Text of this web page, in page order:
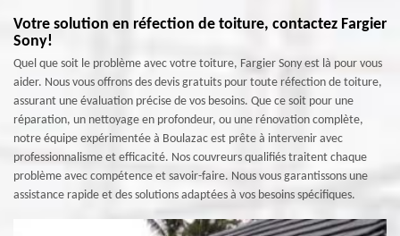
Votre solution en réfection de toiture, contactez Fargier
Sony!
Quel que soit le problème avec votre toiture, Fargier Sony est là pour vous
aider. Nous vous offrons des devis gratuits pour toute réfection de toiture,
assurant une évaluation précise de vos besoins. Que ce soit pour une
réparation, un nettoyage en profondeur, ou une rénovation complète,
notre équipe expérimentée à Boulazac est prête à intervenir avec
professionnalisme et efficacité. Nos couvreurs qualifiés traitent chaque
problème avec compétence et savoir-faire. Nous vous garantissons une
assistance rapide et des solutions adaptées à vos besoins spécifiques.